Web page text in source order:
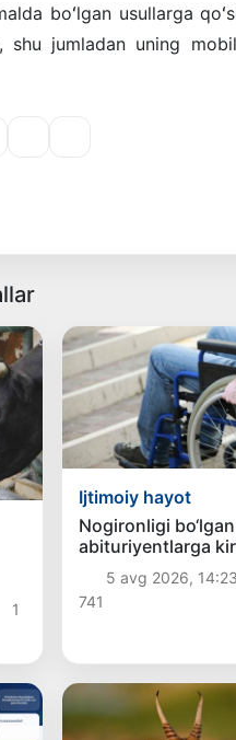
boʻlgan usullarga
shu jumladan uning
1
Ijtimoiy hayot
Nogironligi bo‘lgan
abituriyentlarga
imtihonlarida
vaqt beriladi
5 avg 2026, 14:23
741